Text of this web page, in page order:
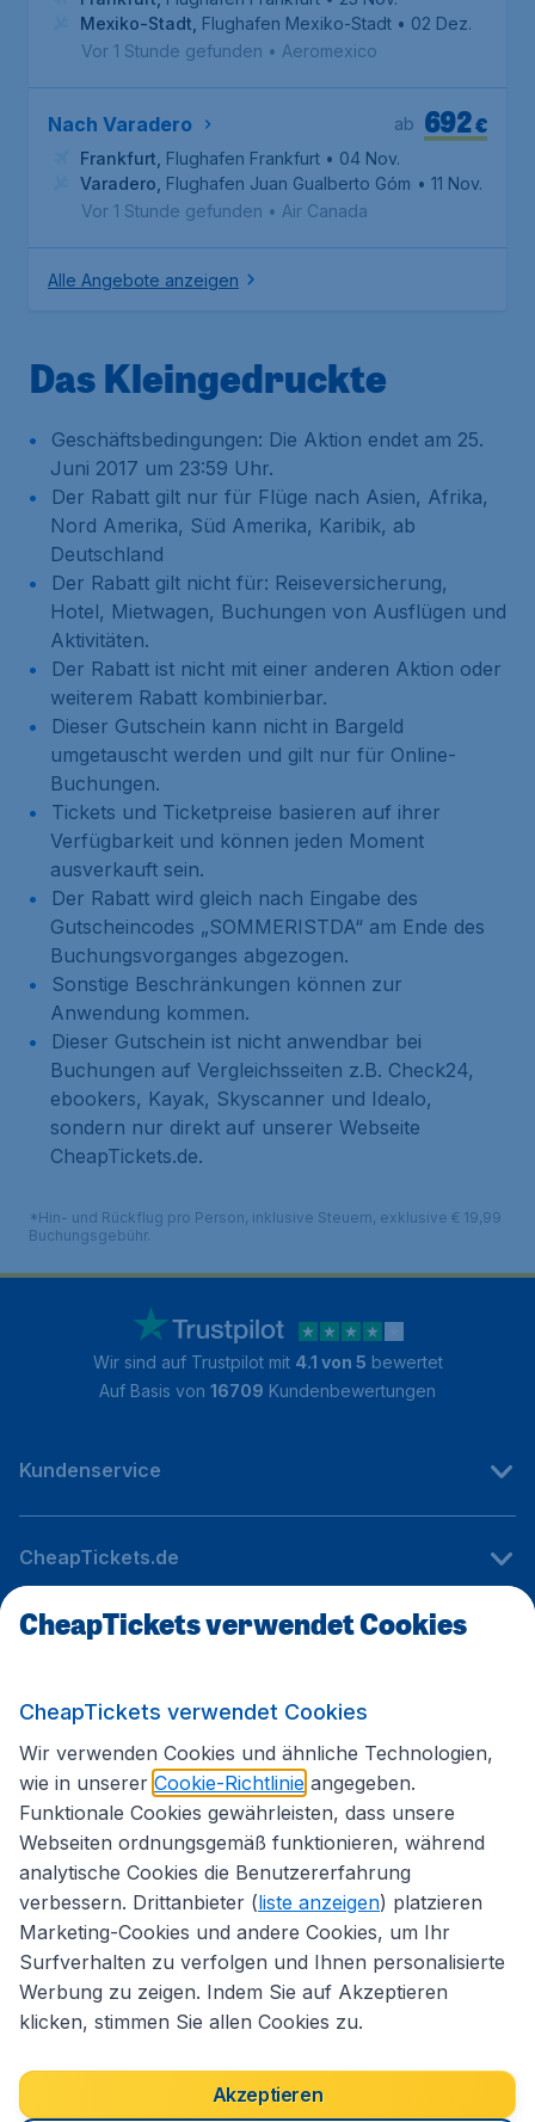
Mexiko-Stadt Flughafen Mexiko-Stadt • 02 Dez.
Vor 1 Stunde gefunden • Aeromexico
Nach Varadero €
692
ab
Frankfurt Flughafen Frankfurt • 04 Nov.
Varadero Flughafen Juan Gualberto Gómez• 11 Nov.
Vor 1 Stunde gefunden • Air Canada
Alle Angebote anzeigen
Das Kleingedruckte
Geschäftsbedingungen: Die Aktion endet am 25.
Juni 2017 um 23:59 Uhr.
Der Rabatt gilt nur für Flüge nach Asien, Afrika,
Nord Amerika, Süd Amerika, Karibik, ab
Deutschland
Der Rabatt gilt nicht für: Reiseversicherung,
Hotel, Mietwagen, Buchungen von Ausflügen und
Aktivitäten.
Der Rabatt ist nicht mit einer anderen Aktion oder
weiterem Rabatt kombinierbar.
Dieser Gutschein kann nicht in Bargeld
umgetauscht werden und gilt nur für Online-
Buchungen.
Tickets und Ticketpreise basieren auf ihrer
Verfügbarkeit und können jeden Moment
ausverkauft sein.
Der Rabatt wird gleich nach Eingabe des
Gutscheincodes „SOMMERISTDA“ am Ende des
Buchungsvorganges abgezogen.
Sonstige Beschränkungen können zur
Anwendung kommen.
Dieser Gutschein ist nicht anwendbar bei
Buchungen auf Vergleichsseiten z.B. Check24,
ebookers, Kayak, Skyscanner und Idealo,
sondern nur direkt auf unserer Webseite
CheapTickets.de.
*Hin- und Rückflug pro Person, inklusive Steuern, exklusive € 19,99
Buchungsgebühr.
Wir sind auf Trustpilot mit 4.1 von 5 bewertet
Auf Basis von 16709 Kundenbewertungen
Kundenservice
CheapTickets.de
Internationale Webseiten
Folgen Sie uns:
Allgemeine Geschäftsbedingungen
Cookies
Copyright © 2026
CheapTickets verwendet Cookies
CheapTickets verwendet Cookies
Wir verwenden Cookies und ähnliche Technologien,
wie in unserer Cookie-Richtlinie angegeben.
Funktionale Cookies gewährleisten, dass unsere
Webseiten ordnungsgemäß funktionieren, während
analytische Cookies die Benutzererfahrung
verbessern. Drittanbieter (liste anzeigen) platzieren
Marketing-Cookies und andere Cookies, um Ihr
Surfverhalten zu verfolgen und Ihnen personalisierte
Werbung zu zeigen. Indem Sie auf Akzeptieren
klicken, stimmen Sie allen Cookies zu.
Akzeptieren